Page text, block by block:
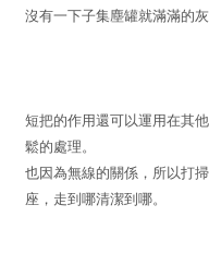
沒有一下子集塵罐就滿滿的灰
短把的作用還可以運用在其
鬆的處理。
也因為無線的關係，所以打
座，走到哪清潔到哪。